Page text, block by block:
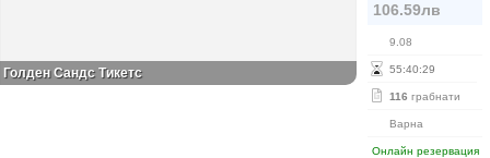
106.59лв
9.08
55:40:29
116 грабнати
Варна
Онлайн резервация
Голден Сандс Тикетс